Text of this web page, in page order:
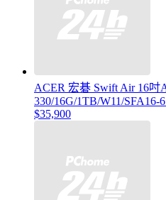
ACER 宏碁 Swift Air 16吋
330/16G/1TB/W11/SFA16-
$35,900